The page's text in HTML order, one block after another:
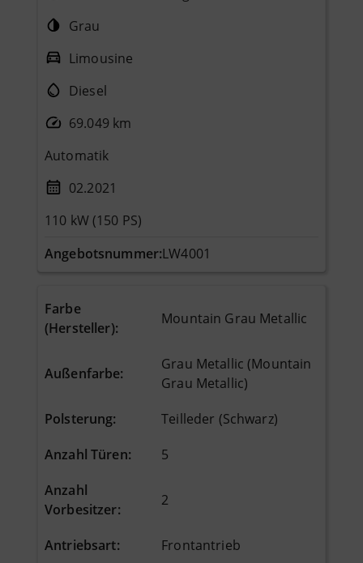
Grau
Limousine
Diesel
69.049 km
Automatik
02.2021
110 kW (150 PS)
Angebotsnummer:LW4001
Farbe
(Hersteller):
Mountain Grau Metallic
Außenfarbe:
Grau Metallic (Mountain
Grau Metallic)
Polsterung:
Teilleder (Schwarz)
Anzahl Türen:
5
Anzahl
Vorbesitzer:
2
Antriebsart: Frontantrieb